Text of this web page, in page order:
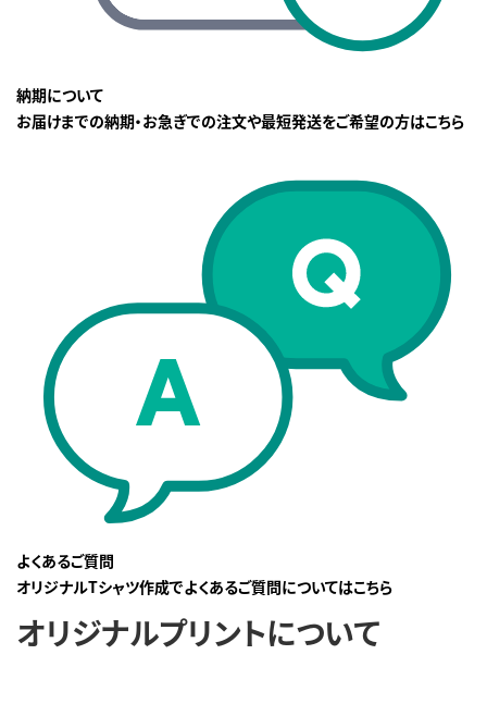
納期について
お届けまでの納期・お急ぎでの注文や最短発送をご希望の方はこちら
よくあるご質問
オリジナルTシャツ作成でよくあるご質問についてはこちら
オリジナルプリントについて